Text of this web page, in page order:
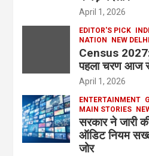
April 1, 2026
EDITOR'S PICK
NATION
NEW DELHI
Census
पहला चरण आज
April 1, 2026
ENTERTAINMENT
MAIN STORIES
सरकार ने जारी
ऑडिट नियम
जोर